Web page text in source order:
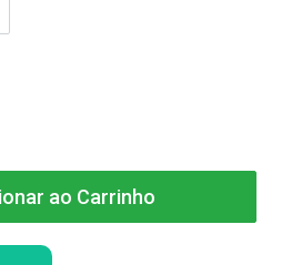
ao Carrinho